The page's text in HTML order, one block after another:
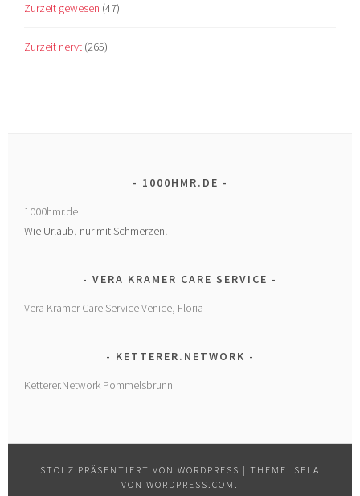
Zurzeit gewesen (47)
Zurzeit nervt (265)
1000HMR.DE
1000hmr.de
Wie Urlaub, nur mit Schmerzen!
VERA KRAMER CARE SERVICE
Vera Kramer Care Service Venice, Floria
KETTERER.NETWORK
Ketterer.Network Pommelsbrunn
STOLZ PRÄSENTIERT VON WORDPRESS | THEME: SELA
VON WORDPRESS.COM